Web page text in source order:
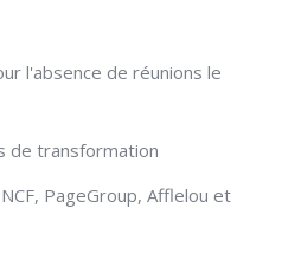
l'absence de réunions le
de transformation
PageGroup, Afflelou et